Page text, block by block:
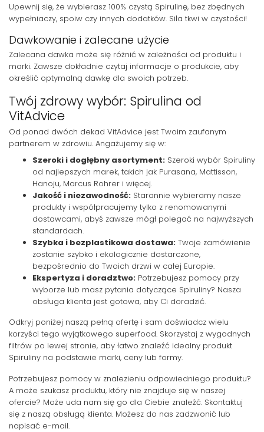
Upewnij się, że wybierasz 100% czystą Spirulinę, bez zbędnych
wypełniaczy, spoiw czy innych dodatków. Siła tkwi w czystości!
Dawkowanie i zalecane użycie
Zalecana dawka może się różnić w zależności od produktu i
marki. Zawsze dokładnie czytaj informacje o produkcie, aby
określić optymalną dawkę dla swoich potrzeb.
Twój zdrowy wybór: Spirulina od
VitAdvice
Od ponad dwóch dekad VitAdvice jest Twoim zaufanym
partnerem w zdrowiu. Angażujemy się w:
Szeroki i dogłębny asortyment: Szeroki wybór Spiruliny
od najlepszych marek, takich jak Purasana, Mattisson,
Hanoju, Marcus Rohrer i więcej.
Jakość i niezawodność: Starannie wybieramy nasze
produkty i współpracujemy tylko z renomowanymi
dostawcami, abyś zawsze mógł polegać na najwyższych
standardach.
Szybka i bezplastikowa dostawa: Twoje zamówienie
zostanie szybko i ekologicznie dostarczone,
bezpośrednio do Twoich drzwi w całej Europie.
Ekspertyza i doradztwo: Potrzebujesz pomocy przy
wyborze lub masz pytania dotyczące Spiruliny? Nasza
obsługa klienta jest gotowa, aby Ci doradzić.
Odkryj poniżej naszą pełną ofertę i sam doświadcz wielu
korzyści tego wyjątkowego superfood. Skorzystaj z wygodnych
filtrów po lewej stronie, aby łatwo znaleźć idealny produkt
Spiruliny na podstawie marki, ceny lub formy.
Potrzebujesz pomocy w znalezieniu odpowiedniego produktu?
A może szukasz produktu, który nie znajduje się w naszej
ofercie? Może uda nam się go dla Ciebie znaleźć. Skontaktuj
się z naszą obsługą klienta. Możesz do nas zadzwonić lub
napisać e-mail.